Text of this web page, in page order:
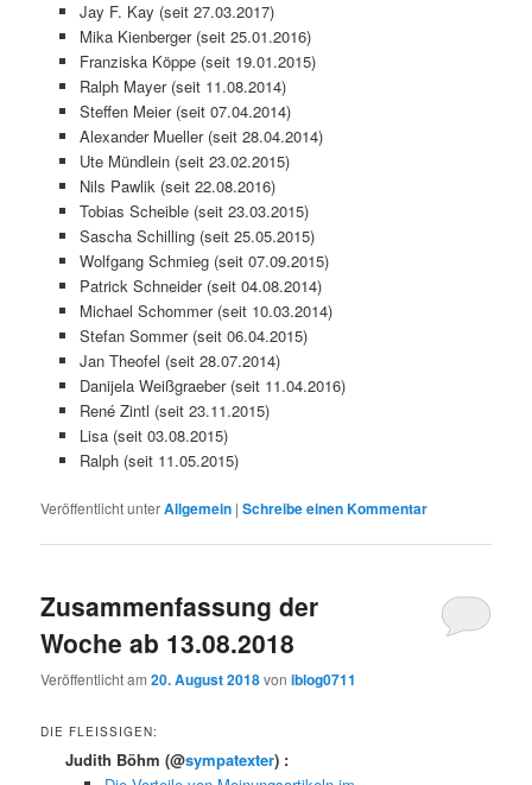
Jay F. Kay (seit 27.03.2017)
Mika Kienberger (seit 25.01.2016)
Franziska Köppe (seit 19.01.2015)
Ralph Mayer (seit 11.08.2014)
Steffen Meier (seit 07.04.2014)
Alexander Mueller (seit 28.04.2014)
Ute Mündlein (seit 23.02.2015)
Nils Pawlik (seit 22.08.2016)
Tobias Scheible (seit 23.03.2015)
Sascha Schilling (seit 25.05.2015)
Wolfgang Schmieg (seit 07.09.2015)
Patrick Schneider (seit 04.08.2014)
Michael Schommer (seit 10.03.2014)
Stefan Sommer (seit 06.04.2015)
Jan Theofel (seit 28.07.2014)
Danijela Weißgraeber (seit 11.04.2016)
René Zintl (seit 23.11.2015)
Lisa (seit 03.08.2015)
Ralph (seit 11.05.2015)
Veröffentlicht unterAllgemein |Schreibe einen Kommentar
Zusammenfassung der
Woche ab 13.08.2018
Veröffentlicht am20. August 2018voniblog0711
DIE FLEISSIGEN:
Judith Böhm(@sympatexter) :